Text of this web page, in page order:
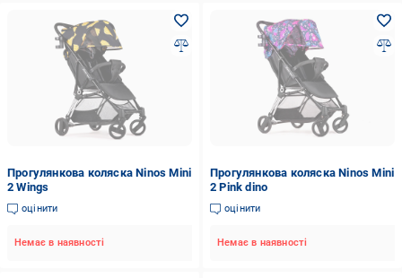
Прогулянкова коляска Ninos Mini
2 Wings
оцінити
Немає в наявності
Прогулянкова коляска Ninos Mini
2 Pink dino
оцінити
Немає в наявності